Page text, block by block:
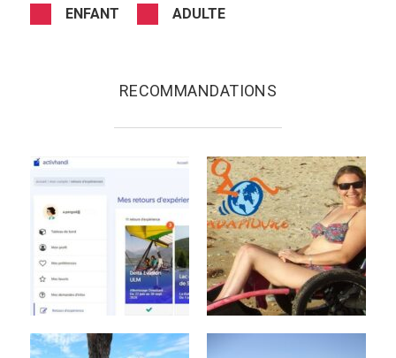
ENFANT ADULTE
RECOMMANDATIONS